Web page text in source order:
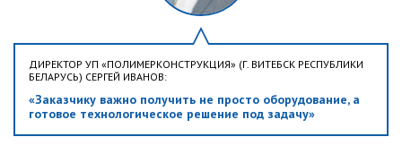
ДИРЕКТОР УП «ПОЛИМЕРКОНСТРУКЦИЯ» (Г. ВИТЕБСК РЕСПУБЛИКИ
БЕЛАРУСЬ) СЕРГЕЙ ИВАНОВ:
«Заказчику важно получить не просто оборудование, а
готовое технологическое решение под задачу»